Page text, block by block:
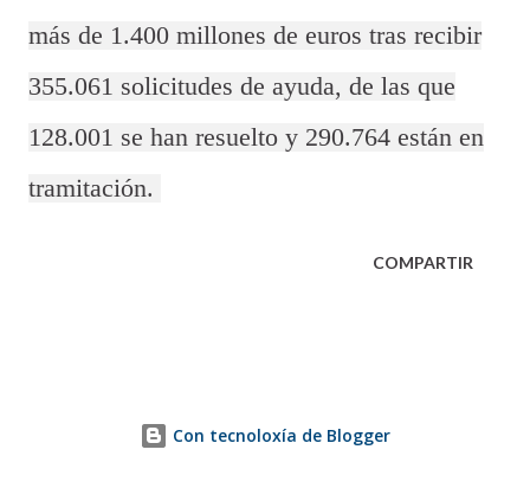
más de 1.400 millones de euros tras recibir
355.061 solicitudes de ayuda, de las que
128.001 se han resuelto y 290.764 están en
tramitación.
COMPARTIR
Con tecnoloxía de Blogger